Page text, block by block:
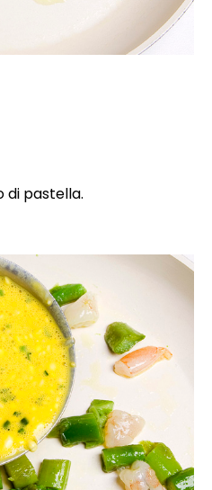
di pastella.